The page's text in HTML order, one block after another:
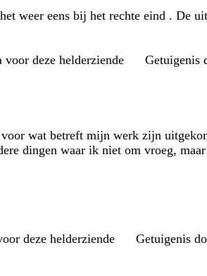
weer eens bij het rechte eind . De
Getuigenis
wat betreft mijn werk zijn
dingen waar ik niet om vroeg,
Getuigenis